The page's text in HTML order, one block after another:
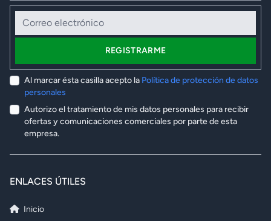
Correo electrónico
REGISTRARME
Al marcar ésta casilla acepto la Política de protección de datos
personales
Autorizo el tratamiento de mis datos personales para recibir
ofertas y comunicaciones comerciales por parte de esta
empresa.
ENLACES ÚTILES
Inicio